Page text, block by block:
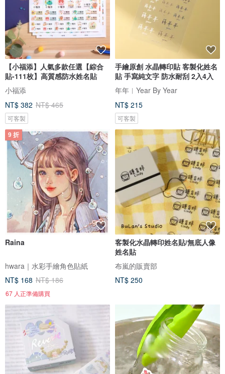
【小福添】人氣多款任選【綜合
貼-111枚】高質感防水姓名貼
小福添
NT$ 382 NT$ 465
可客製
手繪原創 水晶轉印貼 客製化姓名
貼 手寫純文字 防水耐刮 2入4入
年年︱Year By Year
NT$ 215
可客製
9 折
Raina
hwara｜水彩手繪角色貼紙
NT$ 168 NT$ 186
67 人正準備購買
客製化水晶轉印姓名貼/無底人像
姓名貼
布嵐的販賣部
NT$ 250